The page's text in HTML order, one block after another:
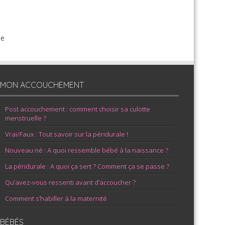
MON ACCOUCHEMENT
Post accouchement : comment choisir sa culotte
menstruelle ?
Vrai/Faux : Tout savoir sur la péridurale !
Nouveau né : A quoi ressemble bébé à la naissance ?
La péridurale : A quoi ça sert ? Comment ça se passe ?
Qu’avez-vous ressenti avant d’accoucher ?
Comment s’habiller à la maternité
BÉBÉS